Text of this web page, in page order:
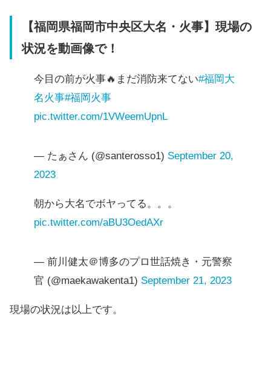
【福岡県福岡市中央区大名・火事】現場の
状況を動画像で！
今目の前が火事🔥まだ消防来てない#福岡大
名火事#福岡火事
pic.twitter.com/1VWeemUpnL
— たぁさん (@santerosso1) September 20,
2023
朝から大名でボヤってる。。。
pic.twitter.com/aBU3OedAXr
— 前川健太＠博多のプロ世話焼き・元警察
官 (@maekawakenta1) September 21, 2023
現場の状況は以上です。